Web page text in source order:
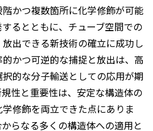
かつ複数箇所に化学修飾が可能
るとともに、チューブ空間での
出できる新技術の確立に成功し
かつ可逆的な捕捉と放出は、高
的な分子輸送としての応用が期
性と重要性は、安定な構造体の
修飾を両立できた点にありま
らなる多くの構造体への適用と